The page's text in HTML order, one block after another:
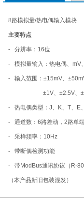
8路模拟量/热电偶输入模块
主要特点
- 分辨率：16位
- 模拟量输入：热电偶、mV
- 输入范围：±15mV、
±1V、±2.5V、
- 热电偶类型：J、K、T、E
- 通道数：6路差动，2路单
- 采样频率：10Hz
- 带断偶检测功能
- 带ModBus通讯协议（R-
（本产品新旧包装混发）